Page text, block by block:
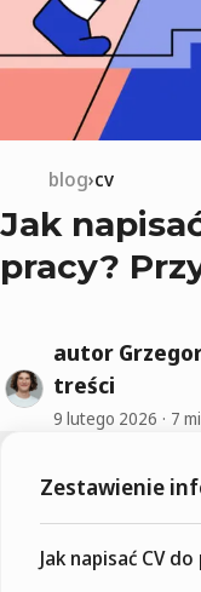
blog cv
Jak
pracy?
autor
treści
9 lutego 2026 7
Zestawienie
Jak napisać CV